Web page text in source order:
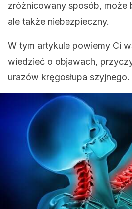
zróżnicowany sposób, może
ale także niebezpieczny.
W tym artykule powiemy Ci
wiedzieć o objawach,
urazów kręgosłupa szyjnego.